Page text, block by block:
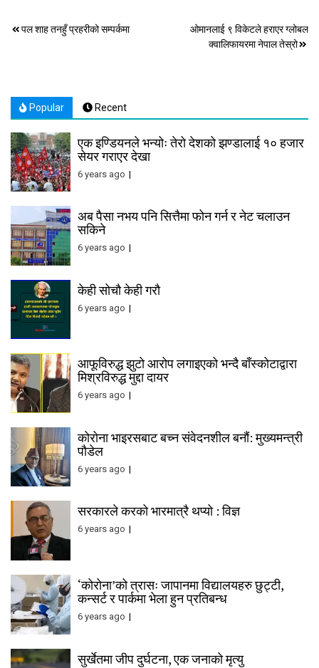
Post
पल शाह तनहुँ प्रहरीको सम्पर्कमा
ओमानलाई ९ विकेटले हराएर ग्लोबल
क्वालिफायरमा नेपाल तेस्रो
Popular Recent
एक इण्डियनले भन्योः तेरो देशको झण्डालाई १० हजार
सेयर गराएर देखा
6 years ago
अब पैसा नभय पनि सित्तैमा फोन गर्न र नेट चलाउन
सकिने
6 years ago
केही सोचौ केही गरौ
6 years ago
आफूविरुद्ध झुटो आरोप लगाइएको भन्दै बाँस्कोटाद्वारा
मिश्रविरुद्ध मुद्दा दायर
6 years ago
कोरोना भाइरसबाट बच्न संवेदनशील बनौं: मुख्यमन्त्री
पौडेल
6 years ago
सरकारले करको भारमात्रै थप्यो : विज्ञ
6 years ago
‘कोरोना’को त्रासः जापानमा विद्यालयहरु छुट्टी,
कन्सर्ट र पार्कमा भेला हुन प्रतिबन्ध
6 years ago
सुर्खेतमा जीप दुर्घटना, एक जनाको मृत्यु